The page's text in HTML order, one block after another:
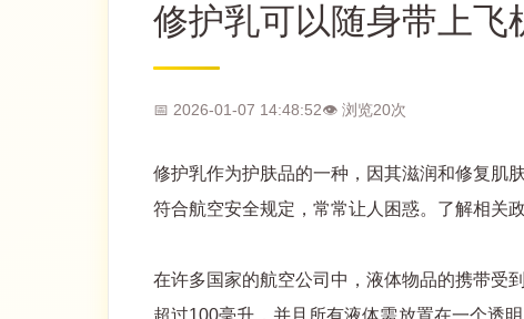
修护乳可以随身带上飞
📅 2026-01-07 14:48:52👁 浏览20次
修护乳作为护肤品的一种，因其滋润和修复肌
符合航空安全规定，常常让人困惑。了解相关
在许多国家的航空公司中，液体物品的携带受
超过100毫升，并且所有液体需放置在一个透